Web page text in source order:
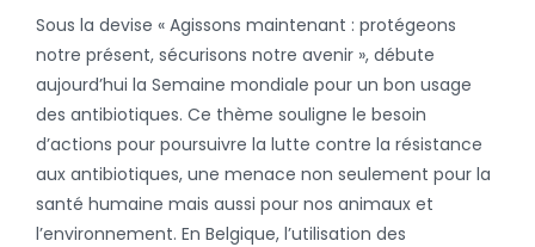
Sous la devise « Agissons maintenant : protégeons
notre présent, sécurisons notre avenir », débute
aujourd’hui la Semaine mondiale pour un bon usage
des antibiotiques. Ce thème souligne le besoin
d’actions pour poursuivre la lutte contre la résistance
aux antibiotiques, une menace non seulement pour la
santé humaine mais aussi pour nos animaux et
l’environnement. En Belgique, l’utilisation des